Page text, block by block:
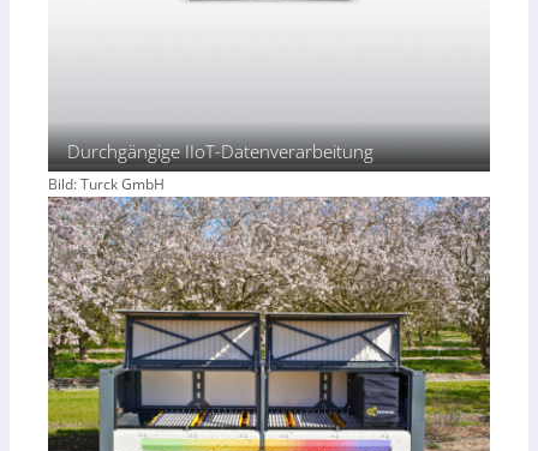
Durchgängige IIoT-Datenverarbeitung
Bild: Turck GmbH